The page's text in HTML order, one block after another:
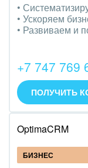
•
• Ускоряем
• Развиваем и
+7 747 769
ПОЛУЧИТЬ
OptimaCRM
БИЗНЕС